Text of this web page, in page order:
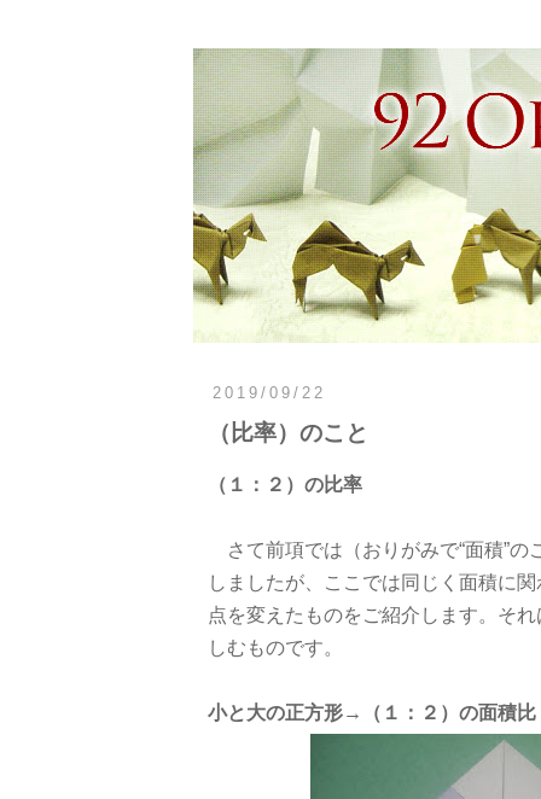
2019/09/22
（比率）のこと
（１：２）の比率
さて前項では（おりがみで“面積”の
しましたが、ここでは同じく面積に
点を変えたものをご紹介します。そ
しむものです。
小と大の正方形→（１：２）の面積比